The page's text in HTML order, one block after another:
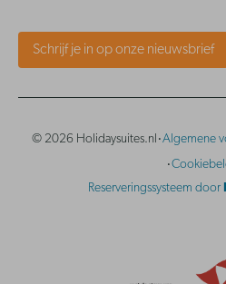
Schrijf je in op onze nieuwsbrief
© 2026 Holidaysuites.nl ·Algemene
·
Reserveringssysteem door